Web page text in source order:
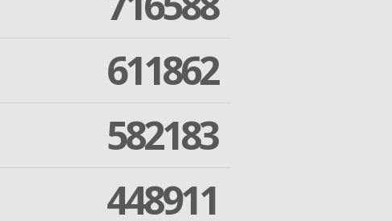
611862
582183
448911